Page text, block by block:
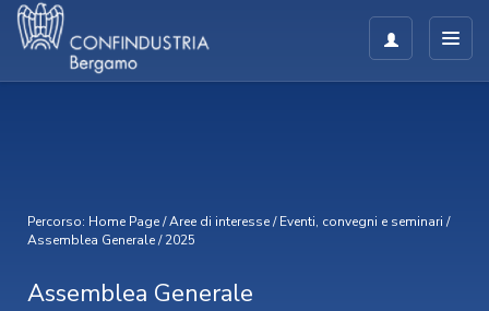
Percorso: Home Page/Aree di interesse/Eventi, convegni e seminari /
Assemblea Generale/2025
Assemblea Generale